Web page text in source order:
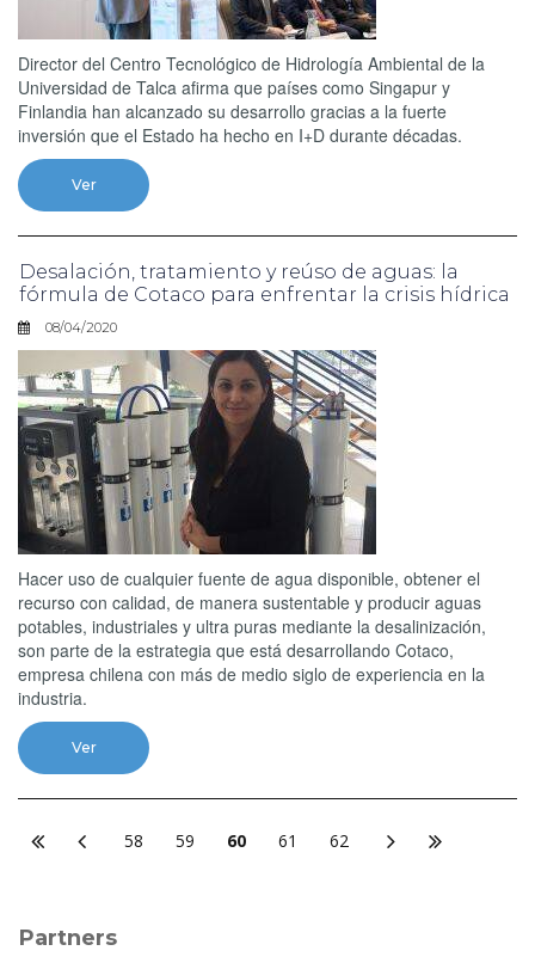
Director del Centro Tecnológico de Hidrología Ambiental de la
Universidad de Talca afirma que países como Singapur y
Finlandia han alcanzado su desarrollo gracias a la fuerte
inversión que el Estado ha hecho en I+D durante décadas.
Ver
Desalación, tratamiento y reúso de aguas: la
fórmula de Cotaco para enfrentar la crisis hídrica
08/04/2020
Hacer uso de cualquier fuente de agua disponible, obtener el
recurso con calidad, de manera sustentable y producir aguas
potables, industriales y ultra puras mediante la desalinización,
son parte de la estrategia que está desarrollando Cotaco,
empresa chilena con más de medio siglo de experiencia en la
industria.
Ver
58 59 60 61 62
Partners